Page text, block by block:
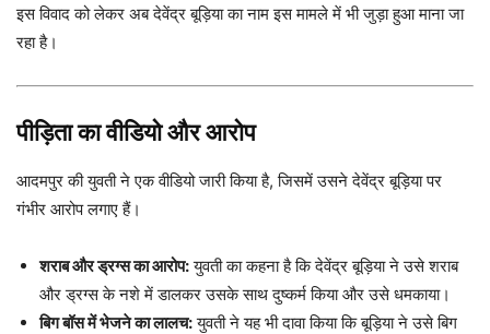
इस विवाद को लेकर अब देवेंद्र बूड़िया का नाम इस मामले में भी जुड़ा हुआ माना जा
रहा है।
पीड़िता का वीडियो और आरोप
आदमपुर की युवती ने एक वीडियो जारी किया है, जिसमें उसने देवेंद्र बूड़िया पर
गंभीर आरोप लगाए हैं।
शराब और ड्रग्स का आरोप:युवती का कहना है कि देवेंद्र बूड़िया ने उसे शराब
और ड्रग्स के नशे में डालकर उसके साथ दुष्कर्म किया और उसे धमकाया।
बिग बॉस में भेजने का लालच:युवती ने यह भी दावा किया कि बूड़िया ने उसे बिग